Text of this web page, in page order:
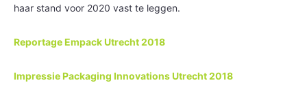
haar stand voor 2020 vast te leggen.
Reportage Empack Utrecht 2018
Impressie Packaging Innovations Utrecht 2018